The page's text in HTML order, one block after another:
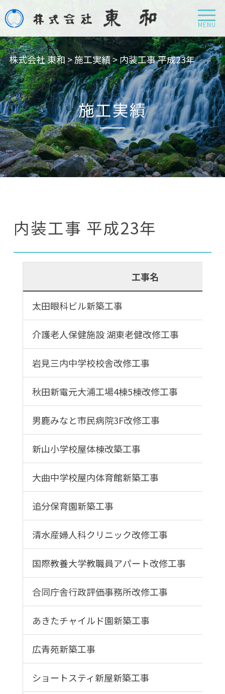
MENU
株式会社 東和>施工実績>内装工事 平成23年
施工実績
内装工事 平成23年
工事名
太田眼科ビル新築工事
介護老人保健施設 湖東老健改修工事
岩見三内中学校校舎改修工事
秋田新電元大浦工場4棟5棟改修工事
男鹿みなと市民病院3F改修工事
新山小学校屋体棟改築工事
大曲中学校屋内体育館新築工事
追分保育園新築工事
清水産婦人科クリニック改修工事
国際教養大学教職員アパート改修工事
合同庁舎行政評価事務所改修工事
あきたチャイルド園新築工事
広青苑新築工事
ショートスティ新屋新築工事